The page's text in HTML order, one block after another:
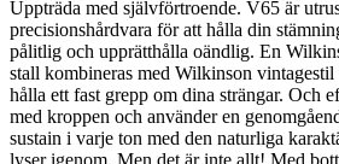
Uppträda med självförtroende. V65 är
precisionshårdvara för att hålla din
pålitlig och upprätthålla oändlig. En
stall kombineras med Wilkinson
hålla ett fast grepp om dina strängar. Och
med kroppen och använder en
sustain i varje ton med den naturliga
lyser igenom. Men det är inte allt! Med